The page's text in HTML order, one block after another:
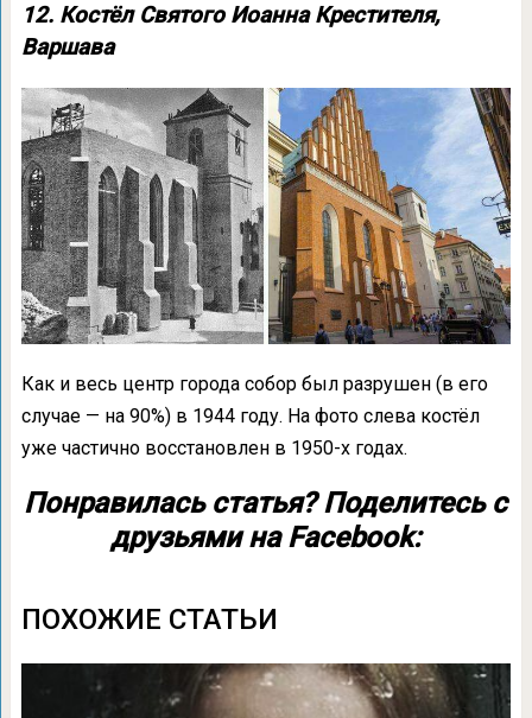
12. Костёл Святого Иоанна Крестителя,
Варшава
Как и весь центр города собор был разрушен (в его
случае — на 90%) в 1944 году. На фото слева костёл
уже частично восстановлен в 1950-х годах.
Понравилась статья? Поделитесь с
друзьями на Facebook:
ПОХОЖИЕ СТАТЬИ